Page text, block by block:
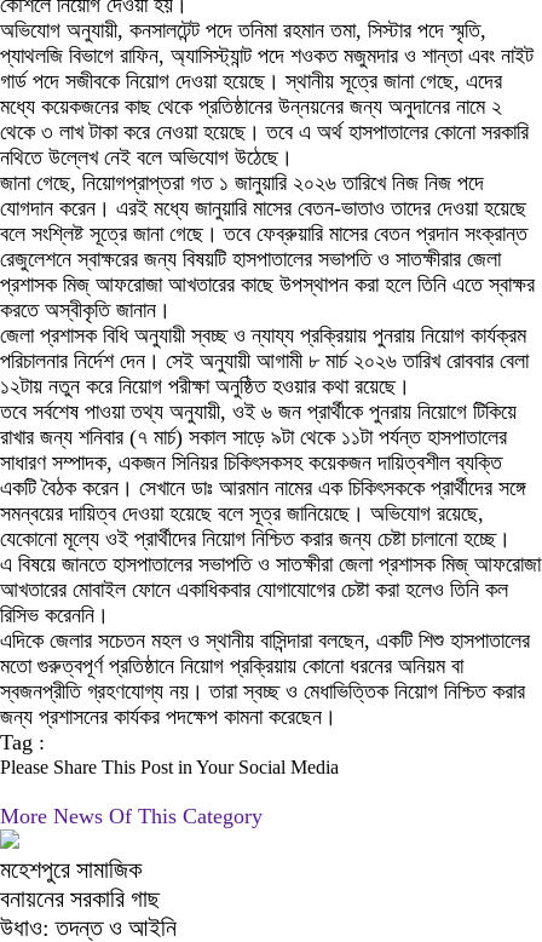
কৌশলে নিয়োগ দেওয়া হয়।
অভিযোগ অনুযায়ী, কনসালটেন্ট পদে তনিমা রহমান তমা, সিস্টার পদে স্মৃতি,
প্যাথলজি বিভাগে রাফিন, অ্যাসিস্ট্যান্ট পদে শওকত মজুমদার ও শান্তা এবং নাইট
গার্ড পদে সজীবকে নিয়োগ দেওয়া হয়েছে। স্থানীয় সূত্রে জানা গেছে, এদের
মধ্যে কয়েকজনের কাছ থেকে প্রতিষ্ঠানের উন্নয়নের জন্য অনুদানের নামে ২
থেকে ৩ লাখ টাকা করে নেওয়া হয়েছে। তবে এ অর্থ হাসপাতালের কোনো সরকারি
নথিতে উল্লেখ নেই বলে অভিযোগ উঠেছে।
জানা গেছে, নিয়োগপ্রাপ্তরা গত ১ জানুয়ারি ২০২৬ তারিখে নিজ নিজ পদে
যোগদান করেন। এরই মধ্যে জানুয়ারি মাসের বেতন-ভাতাও তাদের দেওয়া হয়েছে
বলে সংশ্লিষ্ট সূত্রে জানা গেছে। তবে ফেব্রুয়ারি মাসের বেতন প্রদান সংক্রান্ত
রেজুলেশনে স্বাক্ষরের জন্য বিষয়টি হাসপাতালের সভাপতি ও সাতক্ষীরার জেলা
প্রশাসক মিজ্ আফরোজা আখতারের কাছে উপস্থাপন করা হলে তিনি এতে স্বাক্ষর
করতে অস্বীকৃতি জানান।
জেলা প্রশাসক বিধি অনুযায়ী স্বচ্ছ ও ন্যায্য প্রক্রিয়ায় পুনরায় নিয়োগ কার্যক্রম
পরিচালনার নির্দেশ দেন। সেই অনুযায়ী আগামী ৮ মার্চ ২০২৬ তারিখ রোববার বেলা
১২টায় নতুন করে নিয়োগ পরীক্ষা অনুষ্ঠিত হওয়ার কথা রয়েছে।
তবে সর্বশেষ পাওয়া তথ্য অনুযায়ী, ওই ৬ জন প্রার্থীকে পুনরায় নিয়োগে টিকিয়ে
রাখার জন্য শনিবার (৭ মার্চ) সকাল সাড়ে ৯টা থেকে ১১টা পর্যন্ত হাসপাতালের
সাধারণ সম্পাদক, একজন সিনিয়র চিকিৎসকসহ কয়েকজন দায়িত্বশীল ব্যক্তি
একটি বৈঠক করেন। সেখানে ডাঃ আরমান নামের এক চিকিৎসককে প্রার্থীদের সঙ্গে
সমন্বয়ের দায়িত্ব দেওয়া হয়েছে বলে সূত্র জানিয়েছে। অভিযোগ রয়েছে,
যেকোনো মূল্যে ওই প্রার্থীদের নিয়োগ নিশ্চিত করার জন্য চেষ্টা চালানো হচ্ছে।
এ বিষয়ে জানতে হাসপাতালের সভাপতি ও সাতক্ষীরা জেলা প্রশাসক মিজ্ আফরোজা
আখতারের মোবাইল ফোনে একাধিকবার যোগাযোগের চেষ্টা করা হলেও তিনি কল
রিসিভ করেননি।
এদিকে জেলার সচেতন মহল ও স্থানীয় বাসিন্দারা বলছেন, একটি শিশু হাসপাতালের
মতো গুরুত্বপূর্ণ প্রতিষ্ঠানে নিয়োগ প্রক্রিয়ায় কোনো ধরনের অনিয়ম বা
স্বজনপ্রীতি গ্রহণযোগ্য নয়। তারা স্বচ্ছ ও মেধাভিত্তিক নিয়োগ নিশ্চিত করার
জন্য প্রশাসনের কার্যকর পদক্ষেপ কামনা করেছেন।
Tag :
Please Share This Post in Your Social Media
More News Of This Category
মহেশপুরে সামাজিক
বনায়নের সরকারি গাছ
উধাও: তদন্ত ও আইনি